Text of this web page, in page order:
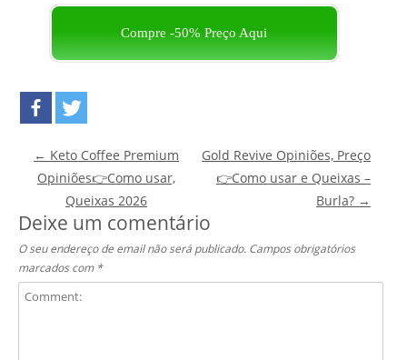
Compre -50% Preço Aqui
Post navigation
← Keto Coffee Premium
Opiniões👉Como usar,
Queixas 2026
Gold Revive Opiniões, Preço
👉Como usar e Queixas –
Burla? →
Deixe um comentário
O seu endereço de email não será publicado. Campos obrigatórios
marcados com *